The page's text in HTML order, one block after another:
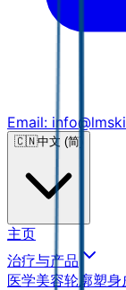
Email:
🇨🇳中文 (简)
主页
治疗与产品
医学美容轮廓塑身